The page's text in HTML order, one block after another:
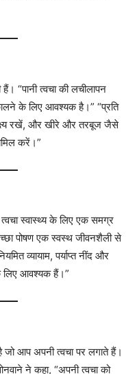
“पानी त्वचा की लचीलापन
के लिए आवश्यक है।” “प्रति
रखें, और खीरे और तरबूज जैसे
करें।”
स्वास्थ्य के लिए एक समग्र
पोषण एक स्वस्थ जीवनशैली से
व्यायाम, पर्याप्त नींद और
लिए आवश्यक हैं।”
आप अपनी त्वचा पर लगाते हैं।
ने कहा, “अपनी त्वचा को